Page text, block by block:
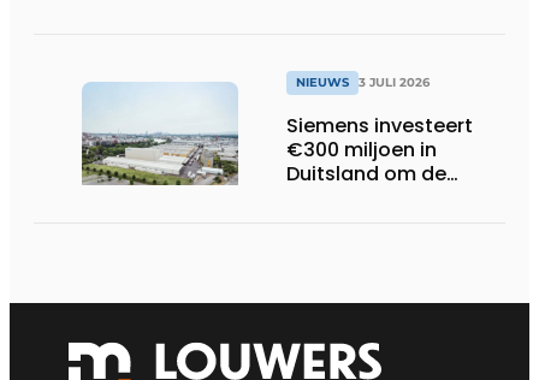
NIEUWS 3 JULI 2026
Siemens investeert
€300 miljoen in
Duitsland om de